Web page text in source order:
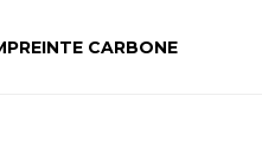
CARBONE